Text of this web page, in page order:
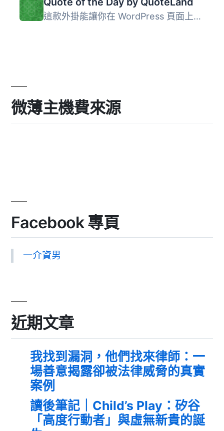
這款外掛能讓你在 WordPress 頁面上新增「今日引言」小工具。...
微薄主機費來源
Facebook 專頁
一介資男
近期文章
我找到漏洞，他們找來律師：一
場善意揭露卻被法律威脅的真實
案例
讀後筆記｜Child’s Play：矽谷
「高度行動者」與虛無新貴的誕